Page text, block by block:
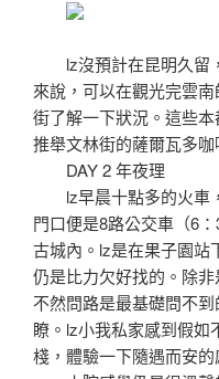
lz沒預計在昆明久留
來說，可以在觀光完雲
街了解一下狀況。這些
推舉文林街的薩爾瓦多
DAY 2 年夜理
lz早晨十點多的火車
門口便是8路公交車（6
古城內。lz是在果子園站
仍是比力欠好找的。除
不然問路是最基礎問不
瞭。lz小我私家感到假如
棧，體驗一下隨遇而安的